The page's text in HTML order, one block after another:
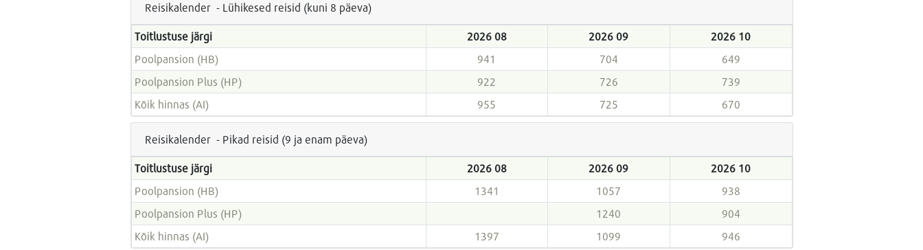
Reisikalender - Lühikesed reisid (kuni 8 päeva)
Toitlustuse järgi 2026 08 2026 09
2026 10
Poolpansion (HB)
941 704
649
Poolpansion Plus (HP)
922 726
739
Kõik hinnas (AI)
955 725 670
Reisikalender - Pikad reisid (9 ja enam päeva)
Toitlustuse järgi 2026 08 2026 09
2026 10
Poolpansion (HB)
1341 1057
938
Poolpansion Plus (HP)
1240
904
Kõik hinnas (AI)
1397 1099 946